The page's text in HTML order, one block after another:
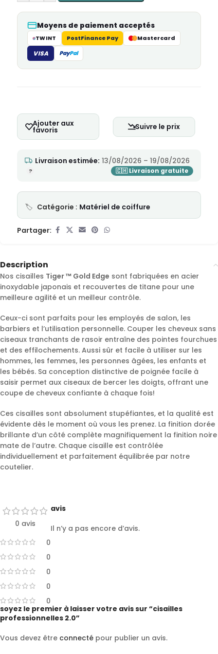
Moyens de paiement acceptés
TWINT PostFinance Pay Mastercard
VISA PayPal
Ajouter aux
favoris Suivre le prix
Livraison estimée: 13/08/2026 – 19/08/2026
Catégorie : Matériel de coiffure
Partager:
Description
Nos cisailles Tiger ™ Gold Edge sont fabriquées en acier
inoxydable japonais et recouvertes de titane pour une
meilleure agilité et un meilleur contrôle.
Ceux-ci sont parfaits pour les employés de salon, les
barbiers et l’utilisation personnelle. Couper les cheveux sans
ciseaux tranchants de rasoir entraîne des pointes fourchues
et des effilochements. Aussi sûr et facile à utiliser sur les
hommes, les femmes, les personnes âgées, les enfants et
les bébés. Sa conception distinctive de poignée facile à
saisir permet aux ciseaux de bercer les doigts, offrant une
coupe de cheveux confiante à chaque fois!
Ces cisailles sont absolument stupéfiantes, et la qualité est
évidente dès le moment où vous les prenez. La finition dorée
brillante d’un côté complète magnifiquement la finition noire
mate de l’autre. Chaque cisaille est contrôlée
individuellement et parfaitement équilibrée par notre
coutelier.
0 avis
0
0
0
0
0
avis
Il n’y a pas encore d’avis.
soyez le premier à laisser votre avis sur “cisailles
professionnelles 2.0”
Vous devez être connecté pour publier un avis.